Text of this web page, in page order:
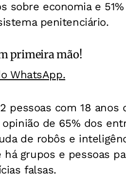
sobre economia e
penitenciário.
primeira mão!
WhatsApp.
pessoas com 18
de 65% dos
de robôs e
grupos e pessoas
falsas.